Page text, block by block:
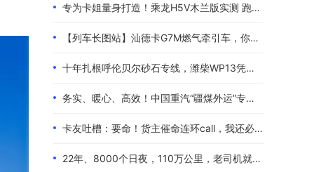
专为卡姐量身打造！乘龙H5V木兰版实测 跑长途的糟心事全都解决了
【列车长图站】汕德卡G7M燃气牵引车，你是来“搅局”的吧？
十年扎根呼伦贝尔砂石专线，潍柴WP13凭硬核实力伴80后卡友创收增收
务实、暖心、高效！中国重汽“疆煤外运”专属服务政策体验报告
卡友吐槽：要命！货主催命连环call，我还必须四小时歇一次！
22年、8000个日夜，110万公里，老司机就是偏爱中国重汽！